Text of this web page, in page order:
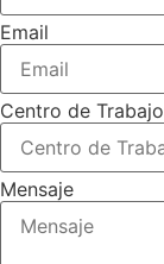
Email
Centro de Trabajo
Mensaje